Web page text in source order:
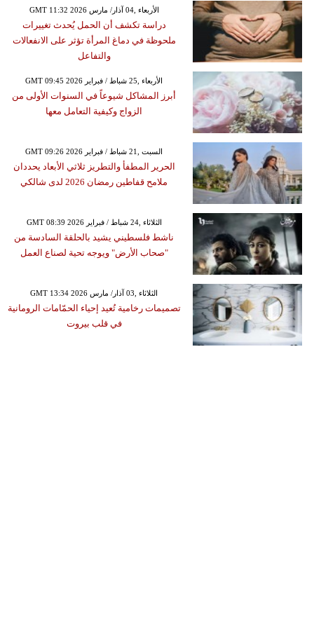
GMT 11:32 2026 الأربعاء ,04 آذار/ مارس
دراسة تكشف أن الحمل يُحدث تغييرات
ملحوظة في دماغ المرأة تؤثر على الانفعالات
والتفاعل
GMT 09:45 2026 الأربعاء ,25 شباط / فبراير
أبرز المشاكل شيوعاً في السنوات الأولى من
الزواج وكيفية التعامل معها
GMT 09:26 2026 السبت ,21 شباط / فبراير
الحرير المطفأ والتطريز ثلاثي الأبعاد يحددان
ملامح قفاطين رمضان 2026 لدى شالكي
GMT 08:39 2026 الثلاثاء ,24 شباط / فبراير
ناشط فلسطيني يشيد بالحلقة السادسة من
"صحاب الأرض" ويوجه تحية لصناع العمل
GMT 13:34 2026 الثلاثاء ,03 آذار/ مارس
تصميمات رخامية تُعيد إحياء الحمّامات الرومانية
في قلب بيروت